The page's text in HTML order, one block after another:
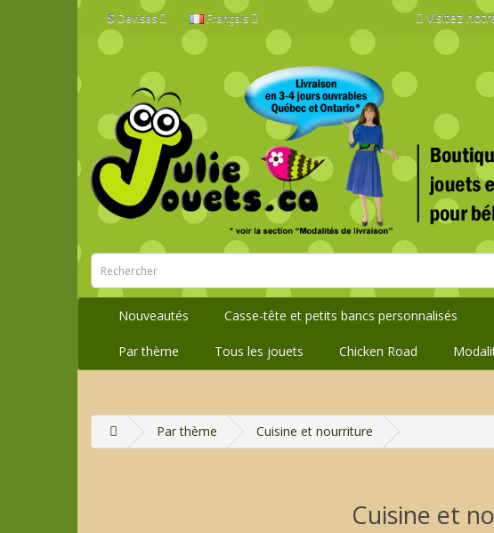
$ Devises Français Visitez
Nouveautés Casse-tête et petits bancs personnalisés
Par thème Tous les jouets Chicken Road
Par thème Cuisine et nourriture
Cuisine et